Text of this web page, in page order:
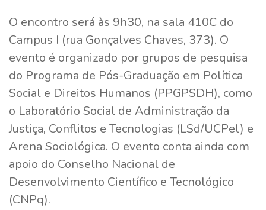
O encontro será às 9h30, na sala 410C do
Campus I (rua Gonçalves Chaves, 373). O
evento é organizado por grupos de pesquisa
do Programa de Pós-Graduação em Política
Social e Direitos Humanos (PPGPSDH), como
o Laboratório Social de Administração da
Justiça, Conflitos e Tecnologias (LSd/UCPel) e
Arena Sociológica. O evento conta ainda com
apoio do Conselho Nacional de
Desenvolvimento Científico e Tecnológico
(CNPq).